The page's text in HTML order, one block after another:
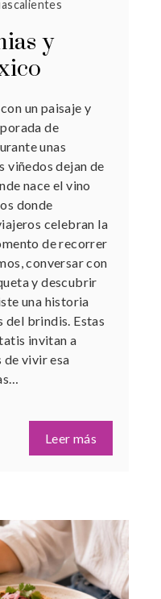
y
un paisaje y
de
unas
viñedos dejan de
nace el vino
donde
celebran la
de recorrer
conversar con
y descubrir
una historia
del brindis. Estas
invitan a
vivir esa
Leer más